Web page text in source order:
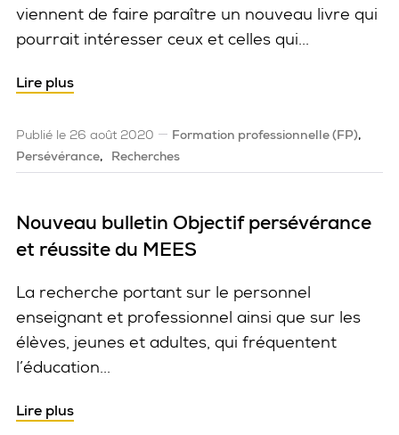
viennent de faire paraître un nouveau livre qui
pourrait intéresser ceux et celles qui...
Lire plus
Publié le 26 août 2020
Formation professionnelle (FP)
Persévérance
Recherches
Nouveau bulletin Objectif persévérance
et réussite du MEES
La recherche portant sur le personnel
enseignant et professionnel ainsi que sur les
élèves, jeunes et adultes, qui fréquentent
l’éducation...
Lire plus